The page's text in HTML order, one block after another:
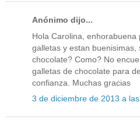
Anónimo dijo...
Hola Carolina,
galletas y estan
chocolate? Como? No
galletas de chocolate para
confianza. Muchas gracias
3 de diciembre de 2013 a